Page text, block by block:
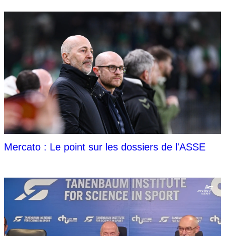
Mercato : Le point sur les dossiers de l'ASSE